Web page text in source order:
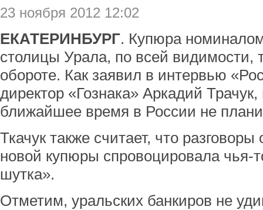
23 ноября 2012 12:02
ЕКАТЕРИНБУРГ. Купюра
столицы Урала, по всей видимости,
обороте. Как заявил в интервью
директор «Гознака» Аркадий
ближайшее время в России не
Ткачук также считает, что
новой купюры спровоцировала чья-
шутка».
Отметим, уральских банкиров не